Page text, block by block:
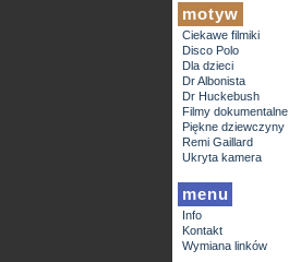
motyw
Ciekawe filmiki
Disco Polo
Dla dzieci
Dr Albonista
Dr Huckebush
Filmy dokumentalne
Piękne dziewczyny
Remi Gaillard
Ukryta kamera
menu
Info
Kontakt
Wymiana linków